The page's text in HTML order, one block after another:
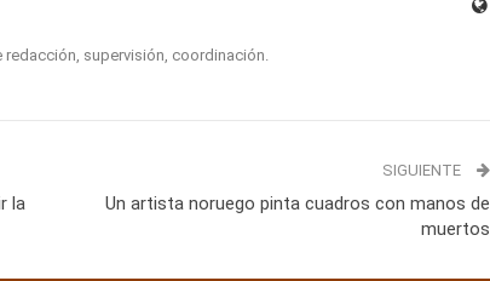
supervisión, coordinación.
la
SIGUIENTE
Un artista noruego pinta cuadros con manos de
muertos